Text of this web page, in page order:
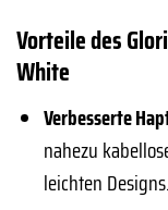
Vorteile des
White
Verbesserte
nahezu
leichten Designs.